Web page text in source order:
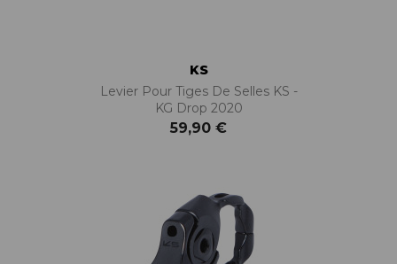
KS
Levier Pour Tiges De Selles KS -
KG Drop 2020
59,90 €